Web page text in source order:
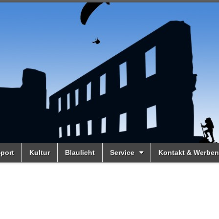
Kultur Blaulicht Service Kontakt & Werben